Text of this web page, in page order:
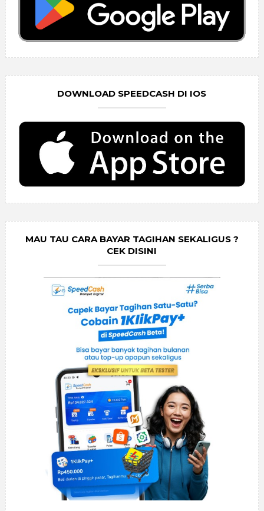
DOWNLOAD SPEEDCASH DI IOS
MAU TAU CARA BAYAR TAGIHAN SEKALIGUS ?
CEK DISINI